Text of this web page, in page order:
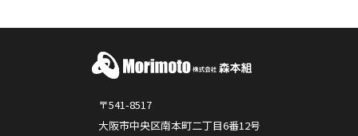
〒541-8517
大阪市中央区南本町二丁目6番12号